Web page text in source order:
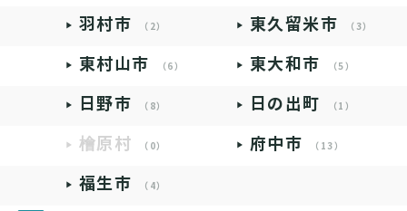
羽村市 （2） 東久留米市 （3）
東村山市 （6） 東大和市 （5）
日野市 （8） 日の出町 （1）
檜原村 （0） 府中市 （13）
福生市 （4）